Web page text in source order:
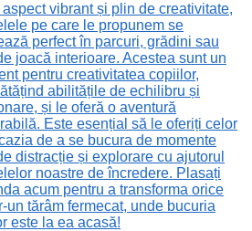
vibrant și plin de creativitate,
pe care le propunem se
perfect în parcuri, grădini sau
joacă interioare. Acestea sunt un
pentru creativitatea copiilor,
abilitățile de echilibru și
și le oferă o aventură
Este esențial să le oferiți celor
de a se bucura de momente
distracție și explorare cu ajutorul
noastre de încredere. Plasați
acum pentru a transforma orice
un tărâm fermecat, unde bucuria
este la ea acasă!